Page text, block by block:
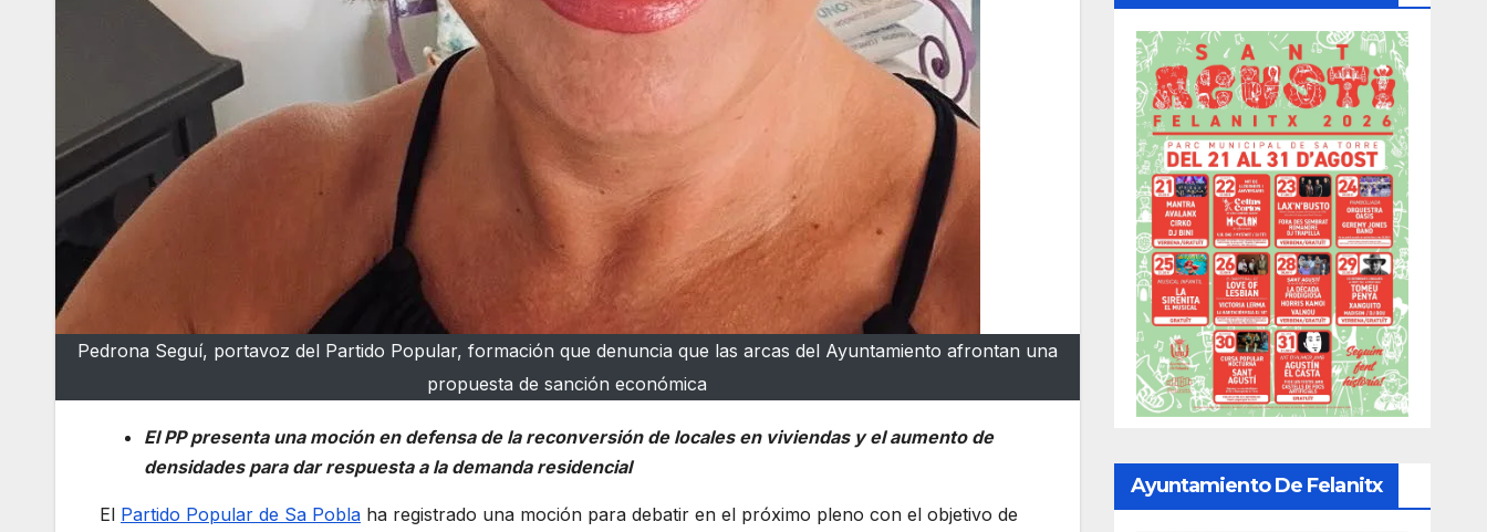
Pedrona Seguí, portavoz del Partido Popular, formación que denuncia que las arcas del Ayuntamiento afrontan una
propuesta de sanción económica
El PP presenta una moción en defensa de la reconversión de locales en viviendas y el aumento de
densidades para dar respuesta a la demanda residencial
El Partido Popular de Sa Pobla ha registrado una moción para debatir en el próximo pleno con el objetivo de
Ayuntamiento De Felanitx